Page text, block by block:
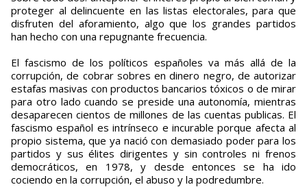
proteger al delincuente en las listas electorales, para que
disfruten del aforamiento, algo que los grandes partidos
han hecho con una repugnante frecuencia.
El fascismo de los políticos españoles va más allá de la
corrupción, de cobrar sobres en dinero negro, de autorizar
estafas masivas con productos bancarios tóxicos o de mirar
para otro lado cuando se preside una autonomía, mientras
desaparecen cientos de millones de las cuentas publicas. El
fascismo español es intrínseco e incurable porque afecta al
propio sistema, que ya nació con demasiado poder para los
partidos y sus élites dirigentes y sin controles ni frenos
democráticos, en 1978, y desde entonces se ha ido
cociendo en la corrupción, el abuso y la podredumbre.